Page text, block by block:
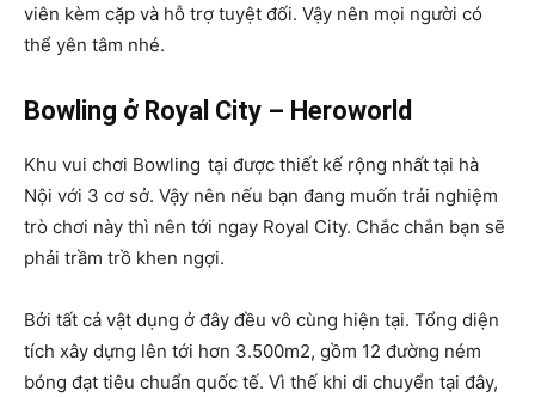
viên kèm cặp và hỗ trợ tuyệt đối. Vậy nên mọi người có
thể yên tâm nhé.
Bowling ở Royal City – Heroworld
Khu vui chơi Bowling tại được thiết kế rộng nhất tại hà
Nội với 3 cơ sở. Vậy nên nếu bạn đang muốn trải nghiệm
trò chơi này thì nên tới ngay Royal City. Chắc chắn bạn sẽ
phải trầm trồ khen ngợi.
Bởi tất cả vật dụng ở đây đều vô cùng hiện tại. Tổng diện
tích xây dựng lên tới hơn 3.500m2, gồm 12 đường ném
bóng đạt tiêu chuẩn quốc tế. Vì thế khi di chuyển tại đây,